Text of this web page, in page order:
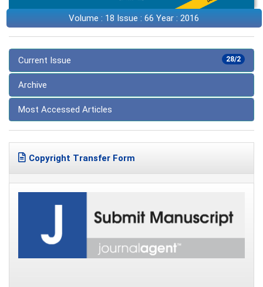
Volume : 18 Issue : 66 Year : 2016
28/2
Current Issue
Archive
Most Accessed Articles
Copyright Transfer Form